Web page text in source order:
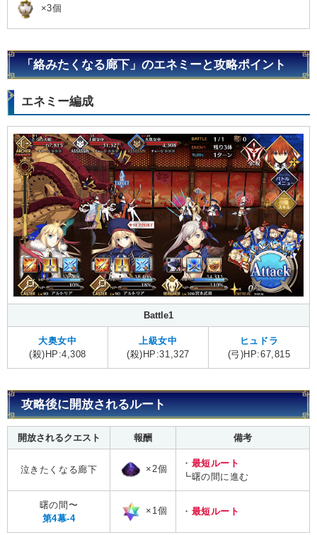
×3個
「絡みたくなる廊下」のエネミーと攻略ポイント
エネミー編成
Battle1
大奥女中
(殺)HP:4,308
上級女中
(殺)HP:31,327
ヒュドラ
(弓)HP:67,815
攻略後に開放されるルート
開放されるクエスト 報酬 備考
泣きたくなる廊下 ×2個
・ 最短ルート
┗曙の間に進む
曙の間〜
第4幕-4
×1個 ・ 最短ルート